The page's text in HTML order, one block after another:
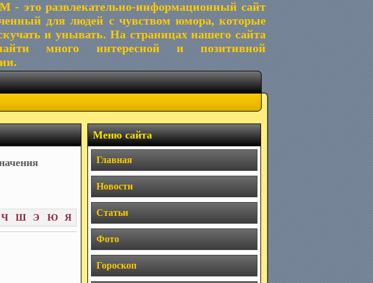
- это развлекательно-информационный сайт
для людей с чувством юмора, которые
и унывать. На страницах нашего сайта
много интересной и позитивной
Ч Ш Э Ю Я
Меню сайта
Главная
Новости
Статьи
Фото
Гороскоп